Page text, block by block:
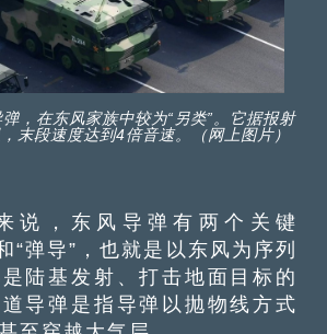
，在东风家族中较为“另类”。它据报射
末段速度达到4倍音速。（网上图片）
，东风导弹有两个关键
“弹导”，也就是以东风为序列
陆基发射、打击地面目标的
导弹是指导弹以抛物线方式